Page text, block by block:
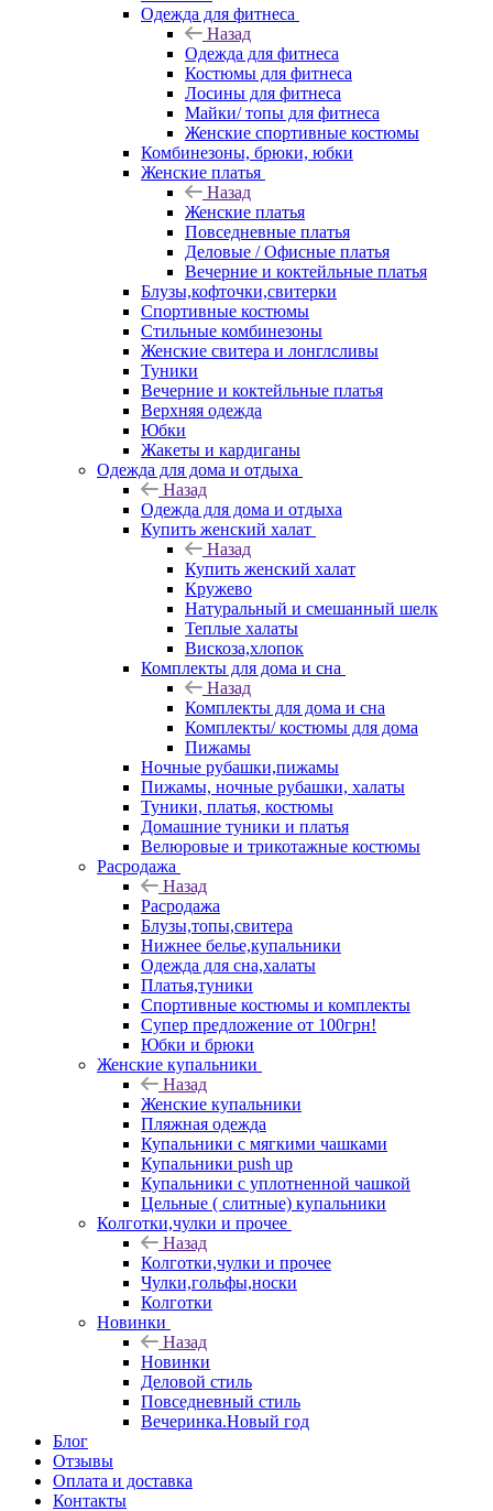
Одежда для фитнеса
Назад
Одежда для фитнеса
Костюмы для фитнеса
Лосины для фитнеса
Майки/ топы для фитнеса
Женские спортивные костюмы
Комбинезоны, брюки, юбки
Женские платья
Назад
Женские платья
Повседневные платья
Деловые / Офисные платья
Вечерние и коктейльные платья
Блузы,кофточки,свитерки
Спортивные костюмы
Стильные комбинезоны
Женские свитера и лонглсливы
Туники
Вечерние и коктейльные платья
Верхняя одежда
Юбки
Жакеты и кардиганы
Одежда для дома и отдыха
Назад
Одежда для дома и отдыха
Купить женский халат
Назад
Купить женский халат
Кружево
Натуральный и смешанный шелк
Теплые халаты
Вискоза,хлопок
Комплекты для дома и сна
Назад
Комплекты для дома и сна
Комплекты/ костюмы для дома
Пижамы
Ночные рубашки,пижамы
Пижамы, ночные рубашки, халаты
Туники, платья, костюмы
Домашние туники и платья
Велюровые и трикотажные костюмы
Расродажа
Назад
Расродажа
Блузы,топы,свитера
Нижнее белье,купальники
Одежда для сна,халаты
Платья,туники
Спортивные костюмы и комплекты
Супер предложение от 100грн!
Юбки и брюки
Женские купальники
Назад
Женские купальники
Пляжная одежда
Купальники с мягкими чашками
Купальники push up
Купальники с уплотненной чашкой
Цельные ( слитные) купальники
Колготки,чулки и прочее
Назад
Колготки,чулки и прочее
Чулки,гольфы,носки
Колготки
Новинки
Назад
Новинки
Деловой стиль
Повседневный стиль
Вечеринка.Новый год
Блог
Отзывы
Оплата и доставка
Контакты